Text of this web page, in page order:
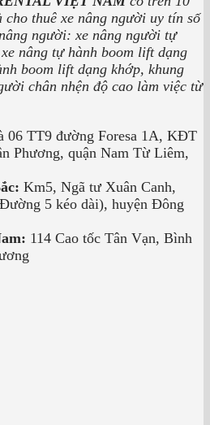
cho thuê xe nâng người uy tín số
người: xe nâng người tự
nâng tự hành boom lift dạng
boom lift dạng khớp, khung
chân nhện độ cao làm việc từ
06 TT9 đường Foresa 1A, KĐT
Phương, quận Nam Từ Liêm,
Km5, Ngã tư Xuân Canh,
5 kéo dài), huyện Đông
114 Cao tốc Tân Vạn, Bình